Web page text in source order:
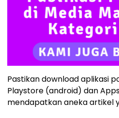
Pastikan download aplikasi
Playstore (android) dan
mendapatkan aneka artikel